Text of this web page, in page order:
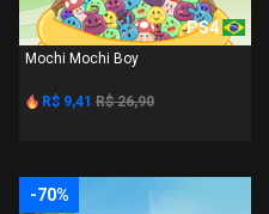
PS4
Mochi Mochi Boy
R$ 9,41 R$ 26,90
-70%